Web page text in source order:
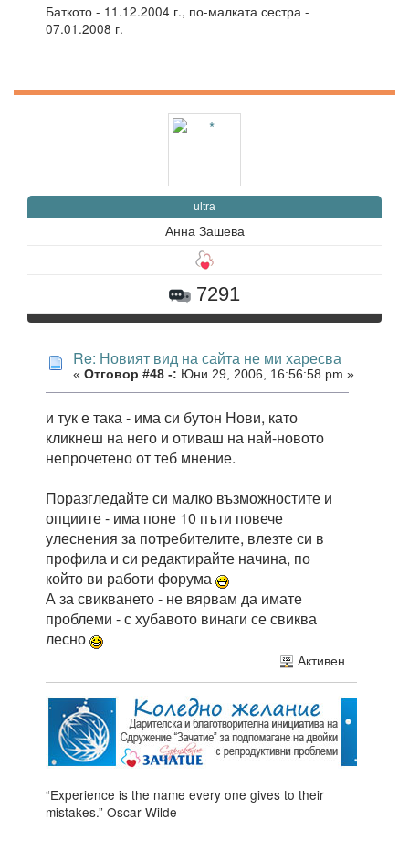
Баткото - 11.12.2004 г., по-малката сестра -
07.01.2008 г.
ultra
Анна Зашева
7291
Re: Новият вид на сайта не ми харесва
« Отговор #48 -: Юни 29, 2006, 16:56:58 pm »
и тук е така - има си бутон Нови, като
кликнеш на него и отиваш на най-новото
непрочетено от теб мнение.
Поразгледайте си малко възможностите и
опциите - има поне 10 пъти повече
улеснения за потребителите, влезте си в
профила и си редактирайте начина, по
който ви работи форума
А за свикването - не вярвам да имате
проблеми - с хубавото винаги се свиква
лесно
Активен
“Experience is the name every one gives to their
mistakes.” Oscar Wilde